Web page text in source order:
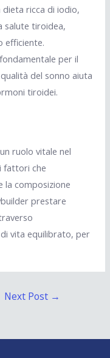
dieta ricca di iodio,
salute tiroidea,
efficiente.
per il
del sonno aiuta
tiroidei.
ruolo vitale nel
fattori che
la composizione
prestare
vita equilibrato, per
Next Post →